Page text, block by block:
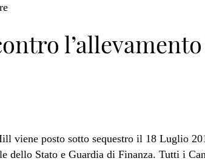
viene posto sotto sequestro il 18 Luglio
dello Stato e Guardia di Finanza. Tutti i